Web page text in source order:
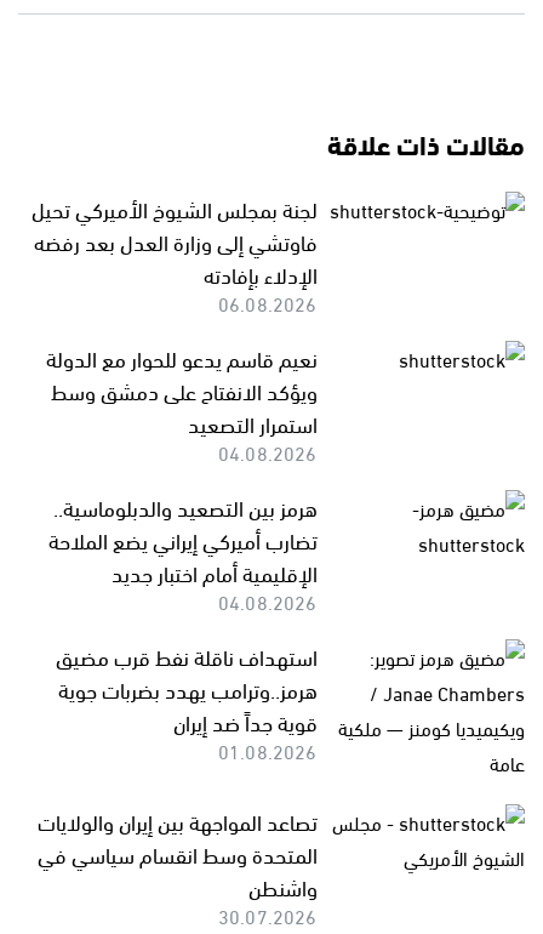
مقالات ذات علاقة
لجنة بمجلس الشيوخ الأميركي تحيل
فاوتشي إلى وزارة العدل بعد رفضه
الإدلاء بإفادته
06.08.2026
نعيم قاسم يدعو للحوار مع الدولة
ويؤكد الانفتاح على دمشق وسط
استمرار التصعيد
04.08.2026
هرمز بين التصعيد والدبلوماسية..
تضارب أميركي إيراني يضع الملاحة
الإقليمية أمام اختبار جديد
04.08.2026
استهداف ناقلة نفط قرب مضيق
هرمز..وترامب يهدد بضربات جوية
قوية جداً ضد إيران
01.08.2026
تصاعد المواجهة بين إيران والولايات
المتحدة وسط انقسام سياسي في
واشنطن
30.07.2026